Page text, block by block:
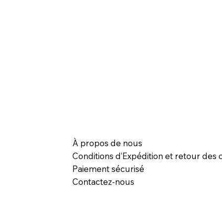
À propos de nous
Conditions d’Expédition et retour des
Paiement sécurisé
Contactez-nous